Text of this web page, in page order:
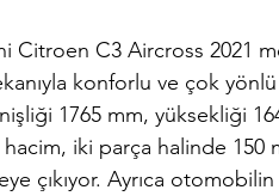
Citroen C3 Aircross 2021
konforlu ve çok
1765 mm, yüksekliği
hacim, iki parça halinde
çıkıyor. Ayrıca